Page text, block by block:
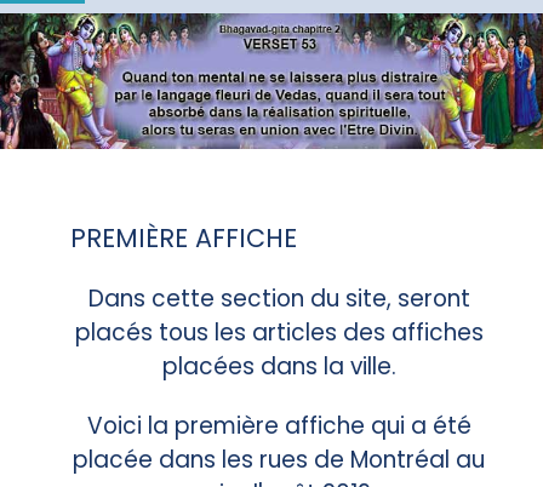
PREMIÈRE AFFICHE
Dans cette section du site, seront
placés tous les articles des affiches
placées dans la ville.
Voici la première affiche qui a été
placée dans les rues de Montréal au